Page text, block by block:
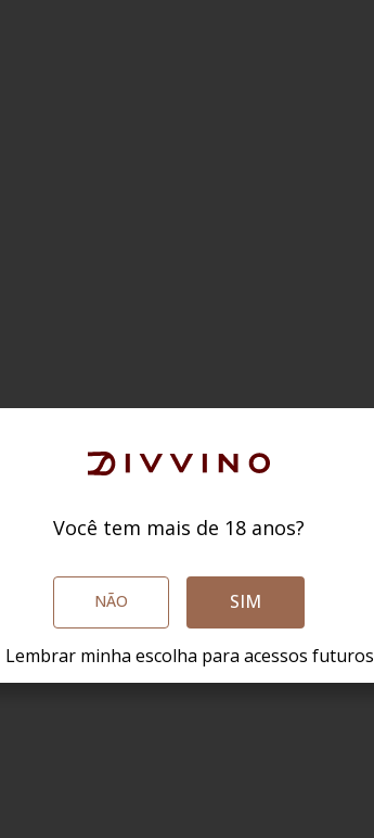
Você tem mais de 18 anos?
NÃO SIM
Lembrar minha escolha para acessos futuros